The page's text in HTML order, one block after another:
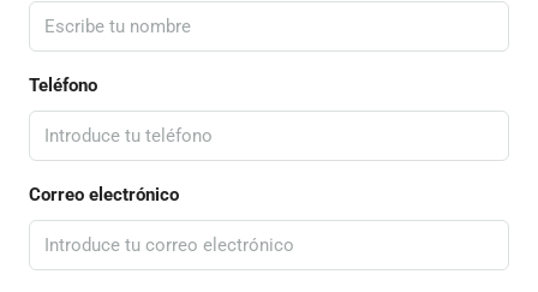
Teléfono
Correo electrónico